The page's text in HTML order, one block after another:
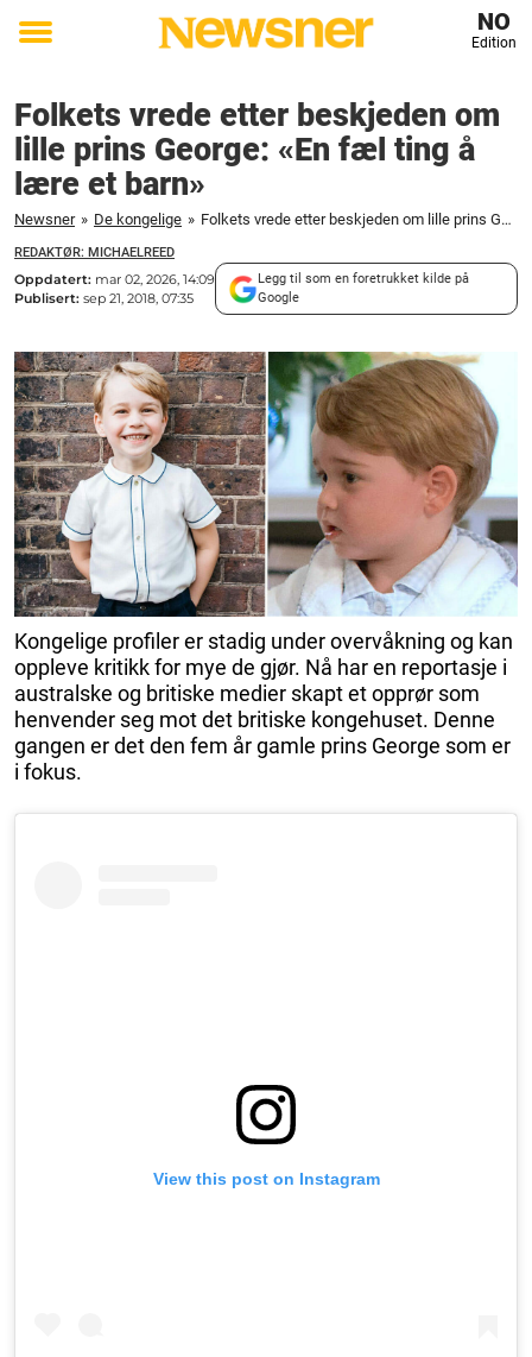
Toggle
NO
Edition
Folkets vrede etter beskjeden om
lille prins George: «En fæl ting å
lære et barn»
Newsner » De kongelige » Folkets vrede etter beskjeden om lille prins George: "En fæl ting å lære et barn"
REDAKTØR: MICHAELREED
Oppdatert: mar 02, 2026, 14:09
Publisert: sep 21, 2018, 07:35
Legg til som en foretrukket kilde på
Google
Kongelige profiler er stadig under overvåkning og kan
oppleve kritikk for mye de gjør. Nå har en reportasje i
australske og britiske medier skapt et opprør som
henvender seg mot det britiske kongehuset. Denne
gangen er det den fem år gamle prins George som er
i fokus.
View this post on Instagram